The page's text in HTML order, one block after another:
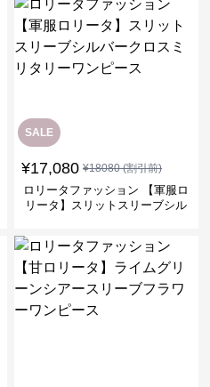
SALE
¥17,080 ¥18080(割引前)
ロリータファッション 【軍服ロ
リータ】スリットスリーブシル